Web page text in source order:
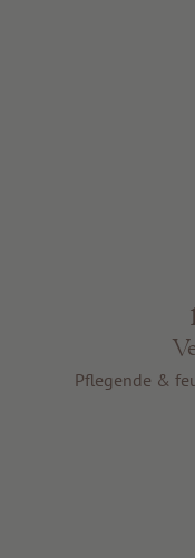
Pflegende &